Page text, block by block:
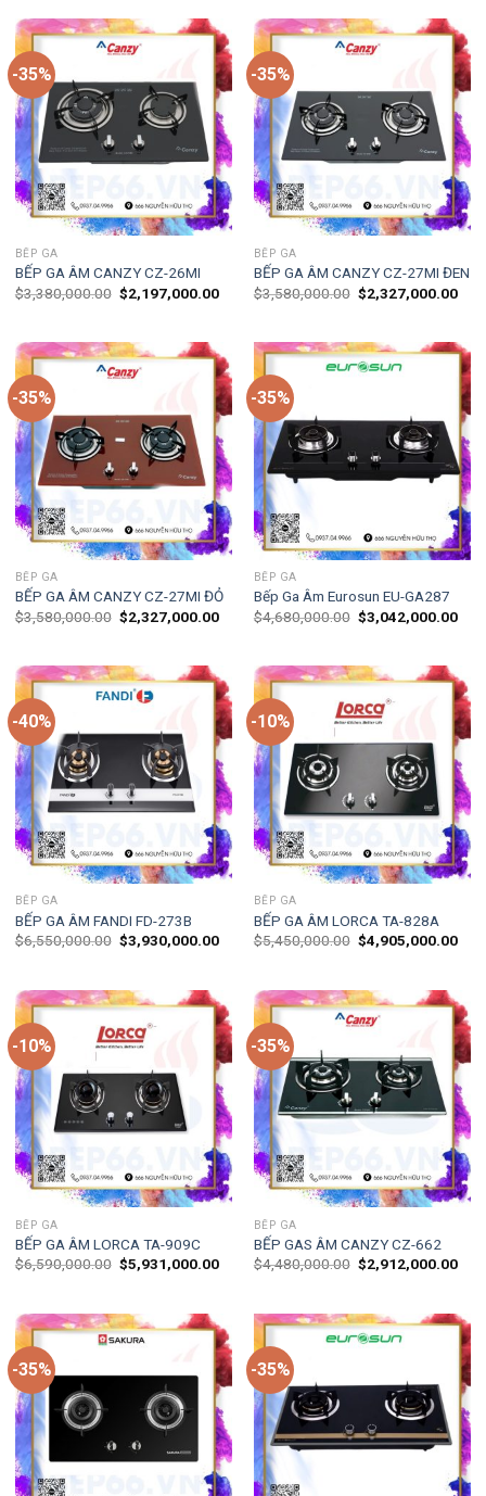
-35%
BẾP GA
BẾP GA ÂM CANZY CZ-26MI
$3,380,000.00 $2,197,000.00
-35%
BẾP GA
BẾP GA ÂM CANZY CZ-27MI ĐEN
$3,580,000.00 $2,327,000.00
-35%
BẾP GA
BẾP GA ÂM CANZY CZ-27MI ĐỎ
$3,580,000.00 $2,327,000.00
-35%
BẾP GA
Bếp Ga Âm Eurosun EU-GA287
$4,680,000.00 $3,042,000.00
-40%
BẾP GA
BẾP GA ÂM FANDI FD-273B
$6,550,000.00 $3,930,000.00
-10%
BẾP GA
BẾP GA ÂM LORCA TA-828A
$5,450,000.00 $4,905,000.00
-10%
BẾP GA
BẾP GA ÂM LORCA TA-909C
$6,590,000.00 $5,931,000.00
-35%
BẾP GA
BẾP GAS ÂM CANZY CZ-662
$4,480,000.00 $2,912,000.00
-35% -35%